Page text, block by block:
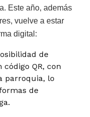
Este año, además
vuelve a estar
digital:
de
QR, con
parroquia, lo
de